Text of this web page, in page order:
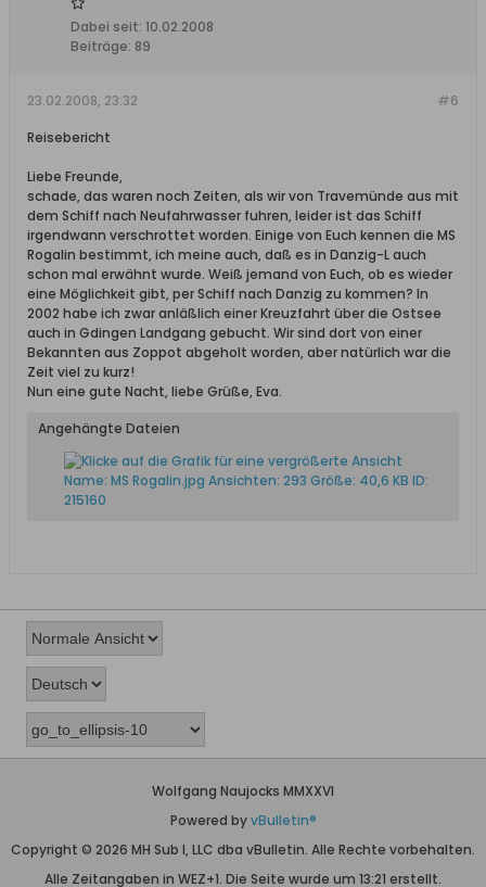
Dabei seit: 10.02.2008
Beiträge: 89
#6
23.02.2008, 23:32
Reisebericht
Liebe Freunde,
schade, das waren noch Zeiten, als wir von Travemünde aus mit
dem Schiff nach Neufahrwasser fuhren, leider ist das Schiff
irgendwann verschrottet worden. Einige von Euch kennen die MS
Rogalin bestimmt, ich meine auch, daß es in Danzig-L auch
schon mal erwähnt wurde. Weiß jemand von Euch, ob es wieder
eine Möglichkeit gibt, per Schiff nach Danzig zu kommen? In
2002 habe ich zwar anläßlich einer Kreuzfahrt über die Ostsee
auch in Gdingen Landgang gebucht. Wir sind dort von einer
Bekannten aus Zoppot abgeholt worden, aber natürlich war die
Zeit viel zu kurz!
Nun eine gute Nacht, liebe Grüße, Eva.
Angehängte Dateien
Wolfgang Naujocks MMXXVI
Powered byvBulletin®
Copyright © 2026 MH Sub I, LLC dba vBulletin. Alle Rechte vorbehalten.
Alle Zeitangaben in WEZ+1. Die Seite wurde um 13:21 erstellt.